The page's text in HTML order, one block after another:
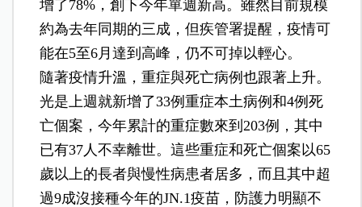
增了78%，創下今年單週新高。雖然目前規模
約為去年同期的三成，但疾管署提醒，疫情可
能在5至6月達到高峰，仍不可掉以輕心。
隨著疫情升溫，重症與死亡病例也跟著上升。
光是上週就新增了33例重症本土病例和4例死
亡個案，今年累計的重症數來到203例，其中
已有37人不幸離世。這些重症和死亡個案以65
歲以上的長者與慢性病患者居多，而且其中超
過9成沒接種今年的JN.1疫苗，防護力明顯不